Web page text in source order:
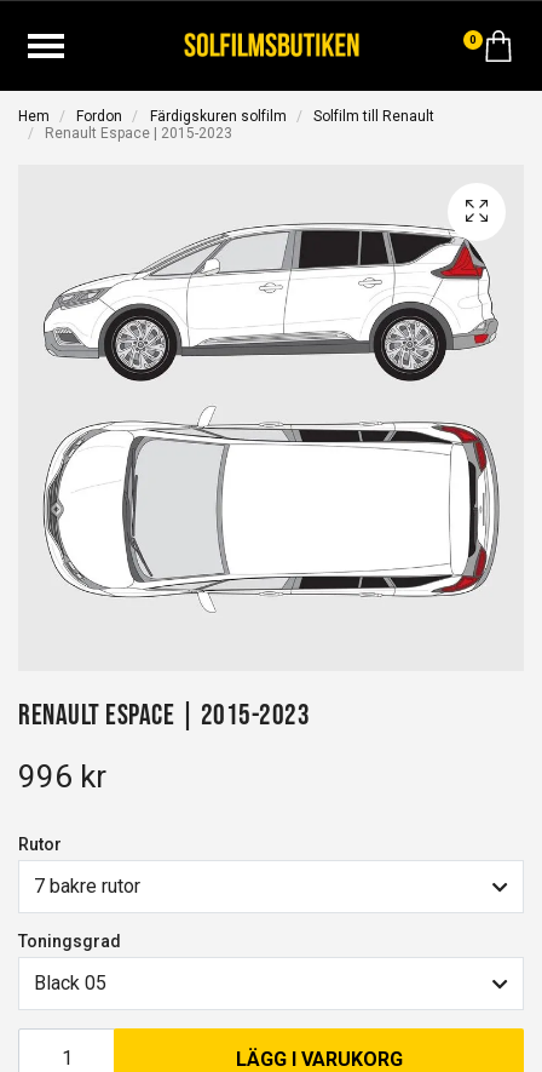
0
Hem Fordon Färdigskuren solfilm
Solfilm till Renault
Renault Espace | 2015-2023
Renault Espace | 2015-2023
996 kr
Rutor
7 bakre rutor
Toningsgrad
Black 05
LÄGG I VARUKORG